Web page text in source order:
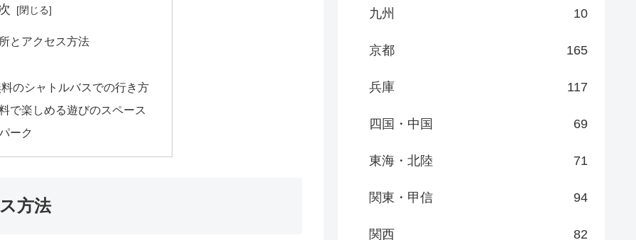
とアクセス方法
のシャトルバスでの行き方
で楽しめる遊びのスペース
ーク
方法
九州 10
京都 165
兵庫 117
四国・中国 69
東海・北陸 71
関東・甲信 94
関西 82